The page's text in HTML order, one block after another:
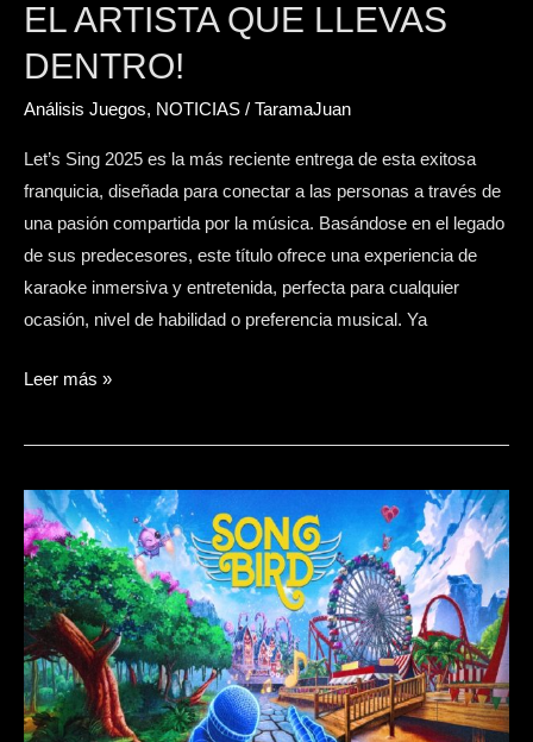
EL ARTISTA QUE LLEVAS
DENTRO!
Análisis Juegos, NOTICIAS / TaramaJuan
Let’s Sing 2025 es la más reciente entrega de esta exitosa
franquicia, diseñada para conectar a las personas a través de
una pasión compartida por la música. Basándose en el legado
de sus predecesores, este título ofrece una experiencia de
karaoke inmersiva y entretenida, perfecta para cualquier
ocasión, nivel de habilidad o preferencia musical. Ya
Leer más »
Songbird.
Saca
el
artista
que
llevas
dentro
en